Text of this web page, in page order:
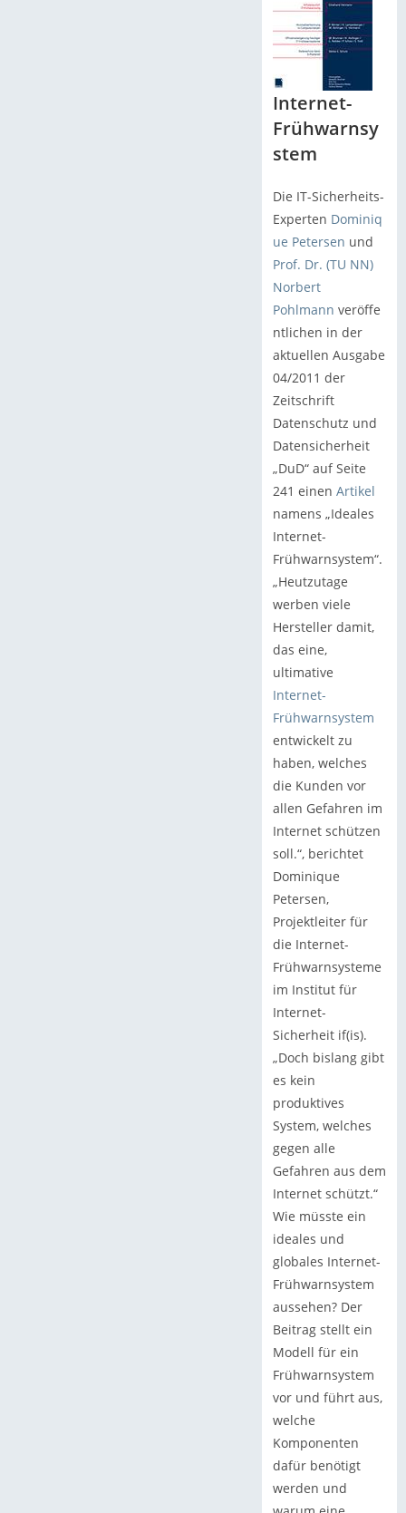
Internet-
Frühwarnsy
stem
Die IT-Sicherheits-
Experten Dominiq
ue Petersen und
Prof. Dr. (TU NN)
Norbert
Pohlmann veröffe
ntlichen in der
aktuellen Ausgabe
04/2011 der
Zeitschrift
Datenschutz und
Datensicherheit
„DuD“ auf Seite
241 einen Artikel
namens „Ideales
Internet-
Frühwarnsystem“.
„Heutzutage
werben viele
Hersteller damit,
das eine,
ultimative
Internet-
Frühwarnsystem
entwickelt zu
haben, welches
die Kunden vor
allen Gefahren im
Internet schützen
soll.“, berichtet
Dominique
Petersen,
Projektleiter für
die Internet-
Frühwarnsysteme
im Institut für
Internet-
Sicherheit if(is).
„Doch bislang gibt
es kein
produktives
System, welches
gegen alle
Gefahren aus dem
Internet schützt.“
Wie müsste ein
ideales und
globales Internet-
Frühwarnsystem
aussehen? Der
Beitrag stellt ein
Modell für ein
Frühwarnsystem
vor und führt aus,
welche
Komponenten
dafür benötigt
werden und